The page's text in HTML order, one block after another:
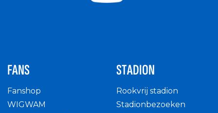
FANS
Fanshop
WIGWAM
STADION
Rookvrij stadion
Stadionbezoeken